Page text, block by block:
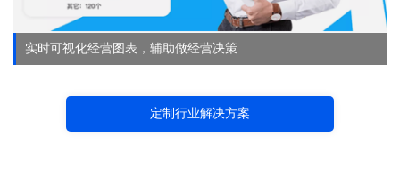
实时可视化经营图表，辅助做经营决策
定制行业解决方案